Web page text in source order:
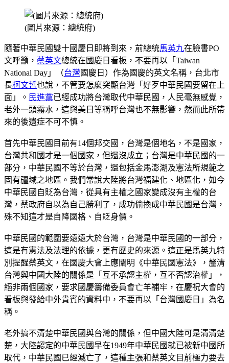
(圖片來源：總統府)
隨著中華民國雙十國慶日即將到來，前總統馬英九在臉書PO
文呼籲， 蔡英文總統在國慶日看板，不要再以「Taiwan
National Day」（台灣 國慶日）作為國慶的英文名稱，台北市
長柯文哲也說，不管要怎麼突顯台灣「好歹中華民國要留在上
面」。 民進黨已經成功將台灣取代中華民國，人民毫無感覺，
老外一頭霧水，這與美日等稱呼台灣也不無影響，然而此所帶
來的後遺症不可不慎。
首先中華民國目前有14個邦交國，台灣是個地名，不是國家，
台灣共和國才是一個國家，但還沒成立；台灣是中華民國的一
部分，中華民國不等於台灣，還包括金馬澎湖及憲法所規範之
固有疆域之地區。我們常說大陸將台灣福建化、地區化，如今
中華民國自貶為台灣，從具有主權之國家變成沒有主權的台
灣，蔡政府自以為自己勝利了，成功偷換成中華民國是台灣，
殊不知這才是自降國格、自貶身價。
中華民國的範圍要遠遠大於台灣，台灣是中華民國的一部分，
這是有憲法及法理的依據，更有歷史的來源。這正是馬英九特
別提醒蔡英文，在國慶大會上應闡明《中華民國憲法》，釐清
台灣與中國大陸的關係是「互不承認主權，互不否認治權」，
絕非兩個國家，要求國慶籌備委員會亡羊補牢，在慶祝大會的
看板與發給中外貴賓的資料中，不要再以「台灣國慶日」為名
稱。
老外搞不清楚中華民國與台灣的關係，但中國大陸可是清清楚
楚，大陸認定的中華民國早在1949年中華民國就已被新中國所
取代，中華民國已經滅亡了，這種主張和蔡英文目前極力要去